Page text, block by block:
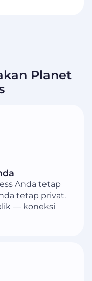
Planet
Anda tetap
tetap privat.
— koneksi